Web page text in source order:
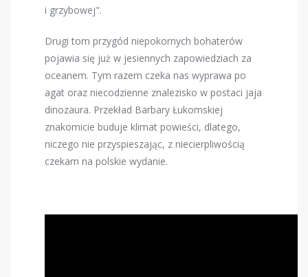
i grzybowej".
Drugi tom przygód niepokornych bohaterów
pojawia się już w jesiennych zapowiedziach za
oceanem. Tym razem czeka nas wyprawa po
agat oraz niecodzienne znalezisko w postaci jaja
dinozaura. Przekład Barbary Łukomskiej
znakomicie buduje klimat powieści, dlatego,
niczego nie przyspieszając, z niecierpliwością
czekam na polskie wydanie.